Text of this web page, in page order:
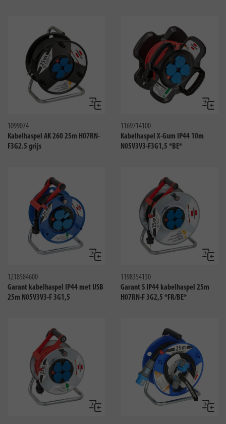
Vergelijken
1099074
Kabelhaspel AK 260 25m H07RN-
F3G2.5 grijs
1169714100
Kabelhaspel X-Gum IP44 10m
N05V3V3-F3G1,5 *BE*
Vergelijken
1218584600
Garant kabelhaspel IP44 met USB
25m N05V3V3-F 3G1,5
1198354130
Garant S IP44 kabelhaspel 25m
H07RN-F 3G2,5 *FR/BE*
Vergelijken